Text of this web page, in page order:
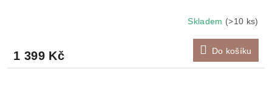
Skladem (>10 ks)
1 399 Kč Do košíku